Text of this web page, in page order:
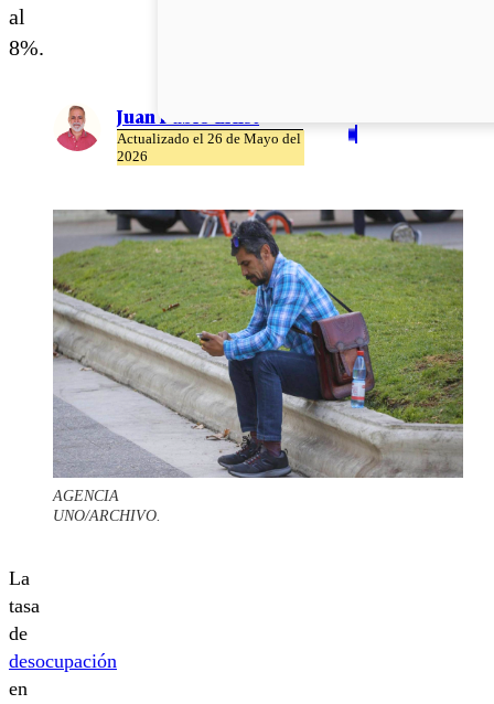
al
8%.
Juan Pablo Ernst
Actualizado el 26 de Mayo del
2026
AGENCIA
UNO/ARCHIVO.
La
tasa
de
desocupación
en